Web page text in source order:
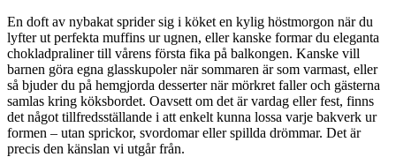
En doft av nybakat sprider sig i köket en kylig höstmorgon när du
lyfter ut perfekta muffins ur ugnen, eller kanske formar du eleganta
chokladpraliner till vårens första fika på balkongen. Kanske vill
barnen göra egna glasskupoler när sommaren är som varmast, eller
så bjuder du på hemgjorda desserter när mörkret faller och gästerna
samlas kring köksbordet. Oavsett om det är vardag eller fest, finns
det något tillfredsställande i att enkelt kunna lossa varje bakverk ur
formen – utan sprickor, svordomar eller spillda drömmar. Det är
precis den känslan vi utgår från.